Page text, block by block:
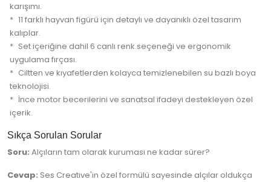
karışımı.
11 farklı hayvan figürü için detaylı ve dayanıklı özel tasarım
kalıplar.
Set içeriğine dahil 6 canlı renk seçeneği ve ergonomik
uygulama fırçası.
Ciltten ve kıyafetlerden kolayca temizlenebilen su bazlı boya
teknolojisi.
İnce motor becerilerini ve sanatsal ifadeyi destekleyen özel
içerik.
Sıkça Sorulan Sorular
Soru: Alçıların tam olarak kuruması ne kadar sürer?
Cevap: Ses Creative'in özel formülü sayesinde alçılar oldukça